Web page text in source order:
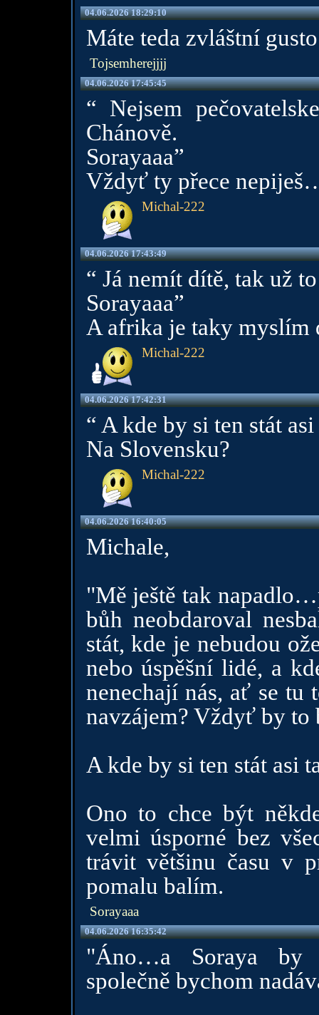
04.06.2026 18:29:10
Máte teda zvláštní
Tojsemherejjjj
04.06.2026 17:45:45
“ Nejsem
Chánově.
Sorayaaa”
Vždyť ty přece
Michal-222
04.06.2026 17:43:49
“ Já nemít dítě, tak už
Sorayaaa”
A afrika je taky
Michal-222
04.06.2026 17:42:31
“ A kde by si ten stát
Na Slovensku?
Michal-222
04.06.2026 16:40:05
Michale,
"Mě ještě tak
bůh neobdaroval
stát, kde je nebudou
nebo úspěšní lidé, a
nenechají nás, ať se tu
navzájem? Vždyť by
A kde by si ten stát asi
Ono to chce být
velmi úsporné bez
trávit většinu času v
pomalu balím.
Sorayaaa
04.06.2026 16:35:42
"Áno…a Soraya by
společně bychom